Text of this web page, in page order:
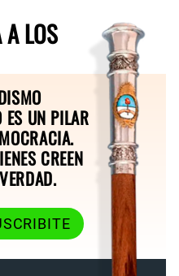
A LOS
ES UN PILAR
CREEN